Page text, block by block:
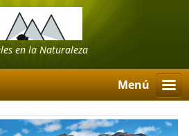
en la Naturaleza
Menú